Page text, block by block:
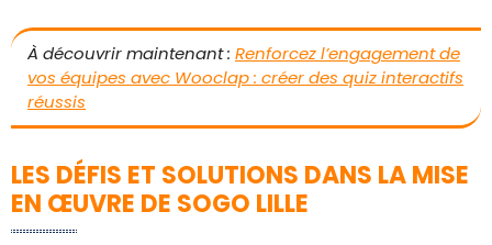
À découvrir maintenant : Renforcez l’engagement de
vos équipes avec Wooclap : créer des quiz interactifs
réussis
LES DÉFIS ET SOLUTIONS DANS LA MISE
EN ŒUVRE DE SOGO LILLE